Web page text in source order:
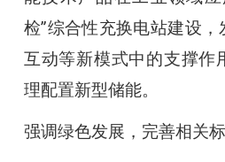
检”综合性充换电站建设
互动等新模式中的支撑作
理配置新型储能。
强调绿色发展，完善相关